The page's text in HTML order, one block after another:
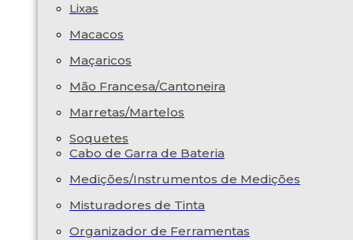
Lixas
Macacos
Maçaricos
Mão Francesa/Cantoneira
Marretas/Martelos
Soquetes
Cabo de Garra de Bateria
Medições/Instrumentos de Medições
Misturadores de Tinta
Organizador de Ferramentas